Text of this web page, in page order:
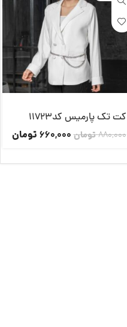
کت تک پارمیس کد11723
880,000تومان660,000 تومان